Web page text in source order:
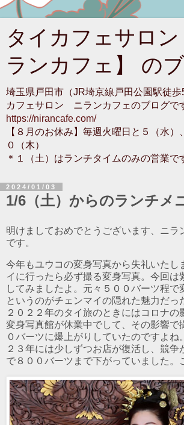
タイカフェサロ
ランカフェ】 の
埼玉県戸田市（JR埼京線戸田公園駅徒歩
カフェサロン ニランカフェのブログで
https://nirancafe.com/
【８月のお休み】毎週火曜日と５（水）
０（木）
＊１（土）はランチタイムのみの営業で
2024/01/03
1/6（土）からのランチメ
明けましておめでとうございます、ニラ
です。
今年もユウコの変身写真から失礼いた
イに行ったら必ず撮る変身写真。今回は
してみましたよ。元々５００バーツ程で
というのがチェンマイの隠れた魅力だっ
２０２２年のタイ旅のときにはコロナの
変身写真館が休業中でして、その影響で
０バーツに爆上がりしていたのですよね
２３年には少しずつお店が復活し、競争
で８００バーツまで下がっていました。